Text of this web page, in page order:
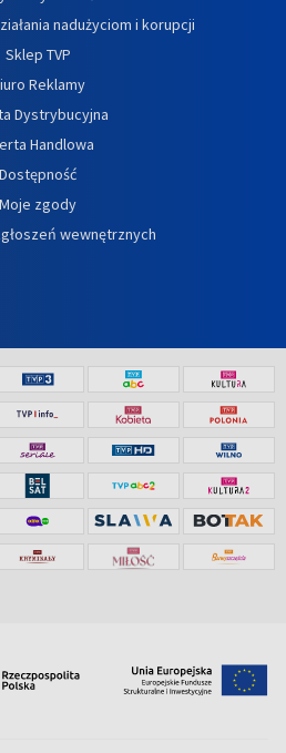
nadużyciom i korupcji
Sklep TVP
Reklamy
Dystrybucyjna
Handlowa
Dostępność
Moje zgody
wewnętrznych